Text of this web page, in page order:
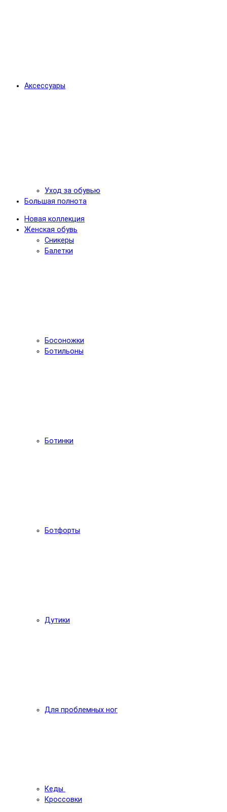
Аксессуары
Уход за обувью
Большая полнота
Новая коллекция
Женская обувь
Сникеры
Балетки
Босоножки
Ботильоны
Ботинки
Ботфорты
Дутики
Для проблемных ног
Кеды
Кроссовки